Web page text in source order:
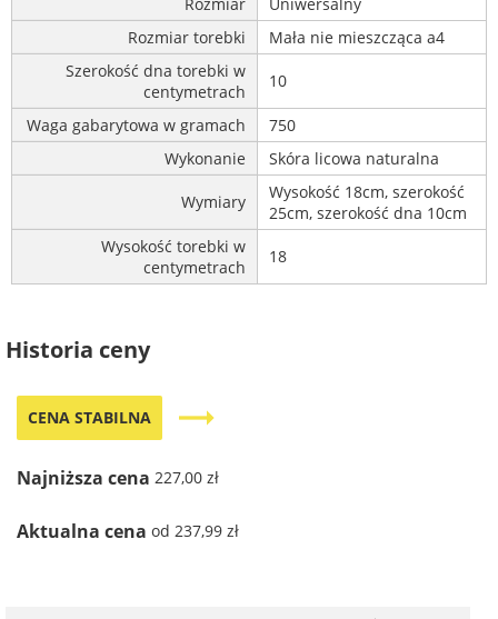
Rozmiar torebki
Mała nie mieszcząca a4
Szerokość dna torebki w
centymetrach
10
Waga gabarytowa w gramach
750
Wykonanie
Skóra licowa naturalna
Wymiary
Wysokość 18cm, szerokość
25cm, szerokość dna 10cm
Wysokość torebki w
centymetrach
18
Historia ceny
CENA STABILNA trending_flat
Najniższa cena 227,00 zł
Aktualna cena od 237,99 zł